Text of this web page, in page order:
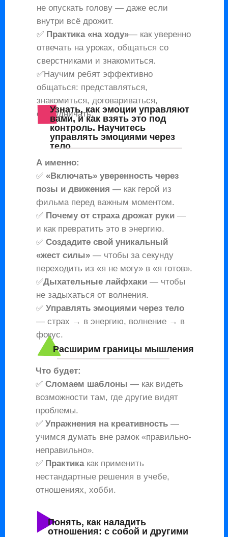
не опускать голову — даже если
внутри всё дрожит.
✅ Практика «на ходу»— как уверенно
отвечать на уроках, общаться со
сверстниками и знакомиться.
✅Научим ребят эффективно
общаться: представляться,
знакомиться, договариваться,
сотрудничать.
А именно:
✅ «Включать» уверенность через
позы и движения — как герой из
фильма перед важным моментом.
✅ Почему от страха дрожат руки —
и как превратить это в энергию.
✅ Создадите свой уникальный
«жест силы» — чтобы за секунду
переходить из «я не могу» в «я готов».
✅Дыхательные лайфхаки — чтобы
не задыхаться от волнения.
✅ Управлять эмоциями через тело
— страх → в энергию, волнение → в
фокус.
Что будет:
✅ Сломаем шаблоны — как видеть
возможности там, где другие видят
проблемы.
✅ Упражнения на креативность —
учимся думать вне рамок «правильно-
неправильно».
✅ Практикакак применить
нестандартные решения в учебе,
отношениях, хобби.
Узнать, как эмоции управляют
вами, и как взять это под
контроль. Научитесь
управлять эмоциями через
тело
Расширим границы мышления
Понять, как наладить
отношения: с собой и другими